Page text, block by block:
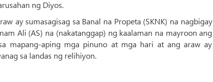
ng Diyos.
ay sumasagisag sa Banal na Propeta (SKNK) na nagbigay
Ali (AS) na (nakatanggap) ng kaalaman na mayroon ang
mapang-aping mga pinuno at mga hari at ang araw ay
sa landas ng relihiyon.